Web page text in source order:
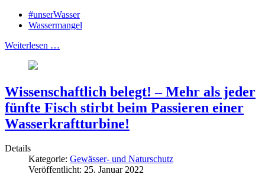
#unserWasser
Wassermangel
Weiterlesen …
Wissenschaftlich belegt! – Mehr als jeder
fünfte Fisch stirbt beim Passieren einer
Wasserkraftturbine!
Details
Kategorie: Gewässer- und Naturschutz
Veröffentlicht: 25. Januar 2022